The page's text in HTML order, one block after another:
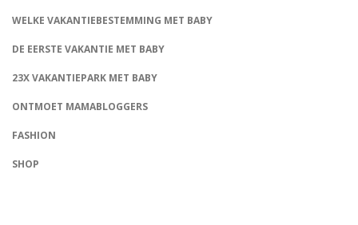
WELKE VAKANTIEBESTEMMING MET BABY
DE EERSTE VAKANTIE MET BABY
23X VAKANTIEPARK MET BABY
ONTMOET MAMABLOGGERS
FASHION
SHOP